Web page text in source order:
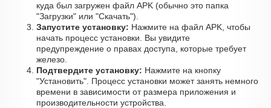
куда был загружен файл APK (обычно это папка
"Загрузки" или "Скачать").
Запустите установку: Нажмите на файл APK, чтобы
начать процесс установки. Вы увидите
предупреждение о правах доступа, которые требует
железо.
Подтвердите установку: Нажмите на кнопку
"Установить". Процесс установки может занять немного
времени в зависимости от размера приложения и
производительности устройства.